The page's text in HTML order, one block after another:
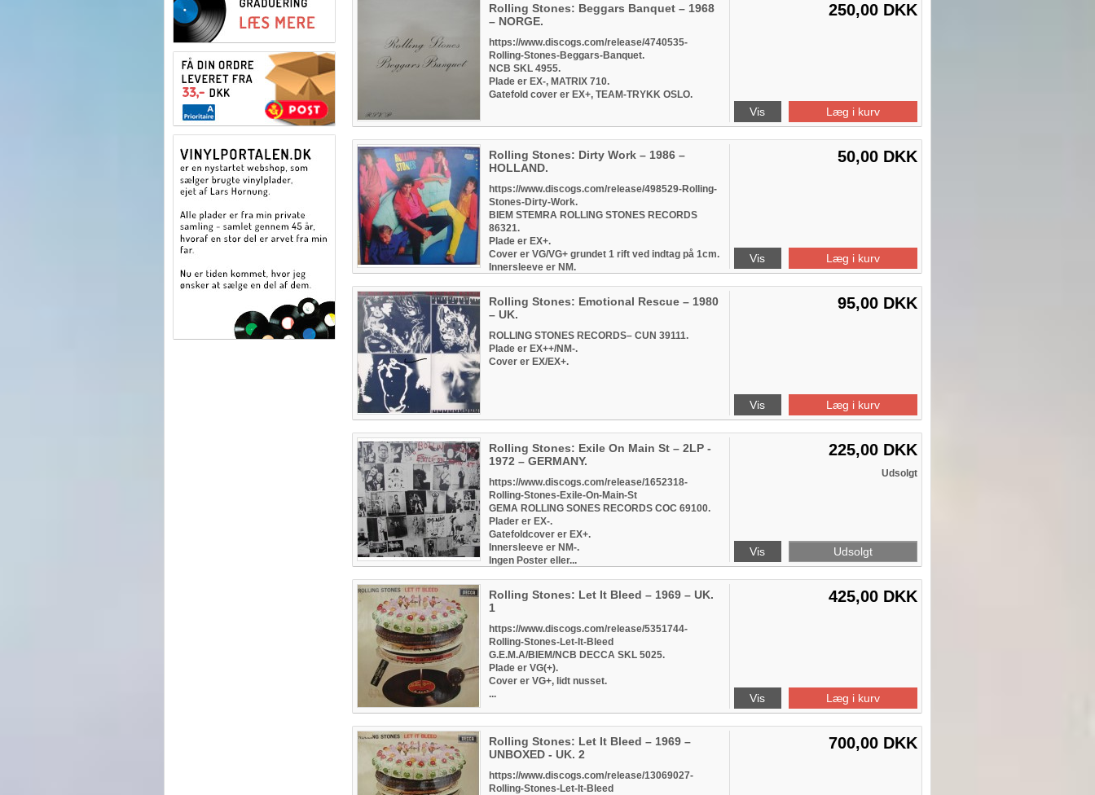
Rolling Stones: Beggars Banquet – 1968
– NORGE.
https://www.discogs.com/release/4740535-
Rolling-Stones-Beggars-Banquet.
NCB SKL 4955.
Plade er EX-, MATRIX 710.
Gatefold cover er EX+, TEAM-TRYKK OSLO.
250,00 DKK
Vis Læg i kurv
Rolling Stones: Dirty Work – 1986 –
HOLLAND.
https://www.discogs.com/release/498529-Rolling-
Stones-Dirty-Work.
BIEM STEMRA ROLLING STONES RECORDS
86321.
Plade er EX+.
Cover er VG/VG+ grundet 1 rift ved indtag på 1cm.
Innersleeve er NM.
50,00 DKK
Vis Læg i kurv
Rolling Stones: Emotional Rescue – 1980
– UK.
ROLLING STONES RECORDS‎– CUN 39111.
Plade er EX++/NM-.
Cover er EX/EX+.
95,00 DKK
Vis Læg i kurv
Rolling Stones: Exile On Main St – 2LP -
1972 – GERMANY.
https://www.discogs.com/release/1652318-
Rolling-Stones-Exile-On-Main-St
GEMA ROLLING SONES RECORDS COC 69100.
Plader er EX-.
Gatefoldcover er EX+.
Innersleeve er NM-.
Ingen Poster eller...
225,00 DKK
Udsolgt
Vis Udsolgt
Rolling Stones: Let It Bleed – 1969 – UK.
1
https://www.discogs.com/release/5351744-
Rolling-Stones-Let-It-Bleed
G.E.M.A/BIEM/NCB DECCA SKL 5025.
Plade er VG(+).
Cover er VG+, lidt nusset.
...
425,00 DKK
Vis Læg i kurv
Rolling Stones: Let It Bleed – 1969 –
UNBOXED - UK. 2
https://www.discogs.com/release/13069027-
Rolling-Stones-Let-It-Bleed
700,00 DKK